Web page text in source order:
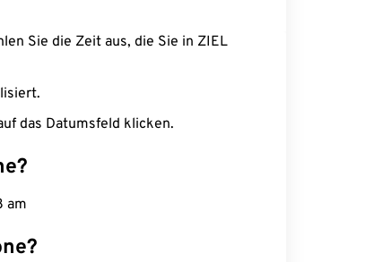
Sie die Zeit aus, die Sie in ZIEL
das Datumsfeld klicken.
am